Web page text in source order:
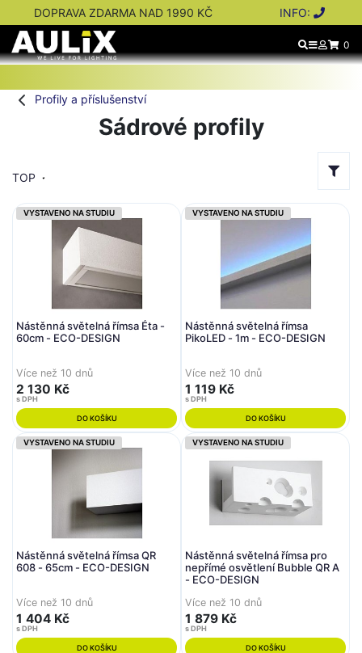
DOPRAVA ZDARMA NAD 1990 KČ INFO:
0
Profily a příslušenství
Sádrové profily
TOP
VYSTAVENO NA STUDIU
Nástěnná světelná římsa Éta -
60cm - ECO-DESIGN
Více než 10 dnů
2 130 Kč
s DPH
DO KOŠÍKU
VYSTAVENO NA STUDIU
Nástěnná světelná římsa
PikoLED - 1m - ECO-DESIGN
Více než 10 dnů
1 119 Kč
s DPH
DO KOŠÍKU
VYSTAVENO NA STUDIU
Nástěnná světelná římsa QR
608 - 65cm - ECO-DESIGN
Více než 10 dnů
1 404 Kč
s DPH
DO KOŠÍKU
VYSTAVENO NA STUDIU
Nástěnná světelná římsa pro
nepřímé osvětlení Bubble QR A
- ECO-DESIGN
Více než 10 dnů
1 879 Kč
s DPH
DO KOŠÍKU